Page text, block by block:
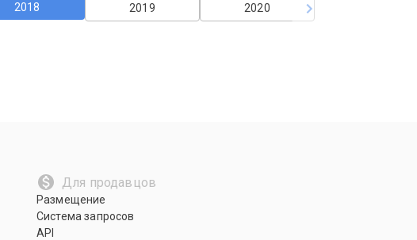
2020
2019
2018
Для продавцов
Размещение
Система запросов
API